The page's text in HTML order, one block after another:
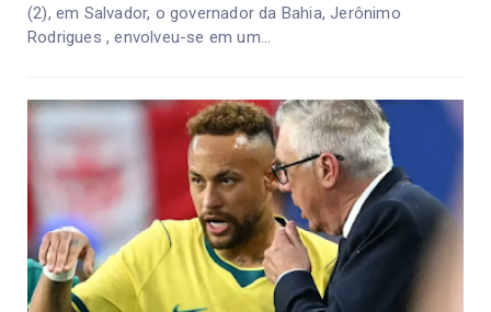
(2), em Salvador, o governador da Bahia, Jerônimo
Rodrigues , envolveu-se em um...